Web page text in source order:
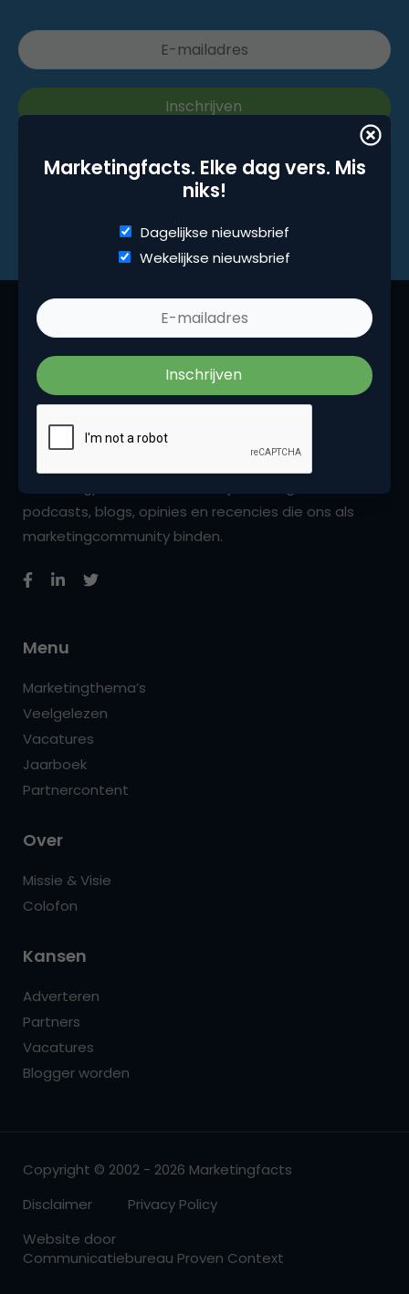
Marketingfacts. Elke dag vers. Mis
niks!
Dagelijkse nieuwsbrief
Wekelijkse nieuwsbrief
Marketingfacts is een beetje van ons allemaal,
podcasts, blogs, opinies en recencies die ons als
marketingcommunity binden.
Menu
Marketingthema’s
Veelgelezen
Vacatures
Jaarboek
Partnercontent
Over
Missie & Visie
Colofon
Kansen
Adverteren
Partners
Vacatures
Blogger worden
Copyright © 2002 - 2026 Marketingfacts
Disclaimer
Privacy Policy
Website door
Communicatiebureau Proven Context